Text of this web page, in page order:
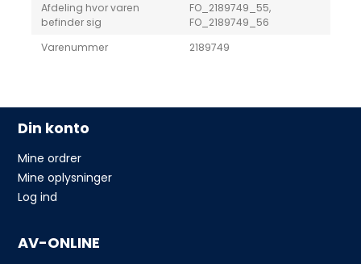
Afdeling hvor varen
befinder sig
FO_2189749_55,
FO_2189749_56
Varenummer
2189749
Din konto
Mine ordrer
Mine oplysninger
Log ind
AV-ONLINE